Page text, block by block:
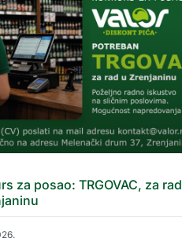
za posao: TRGOVAC, za rad